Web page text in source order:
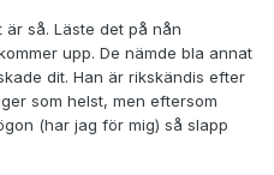
är så. Läste det på nån
upp. De nämde bla annat
dit. Han är rikskändis efter
som helst, men eftersom
(har jag för mig) så slapp